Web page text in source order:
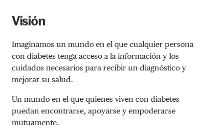
Visión
Imaginamos un mundo en el que cualquier persona
con diabetes tenga acceso a la información y los
cuidados necesarios para recibir un diagnóstico y
mejorar su salud.
Un mundo en el que quienes viven con diabetes
puedan encontrarse, apoyarse y empoderarse
mutuamente.